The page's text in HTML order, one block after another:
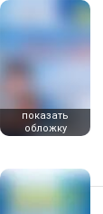
показать
обложку